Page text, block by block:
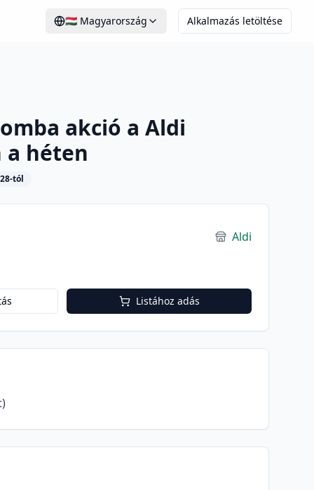
🇭🇺 Magyarország Alkalmazás letöltése
akció a Aldi
a héten
tól
Aldi
Listához adás